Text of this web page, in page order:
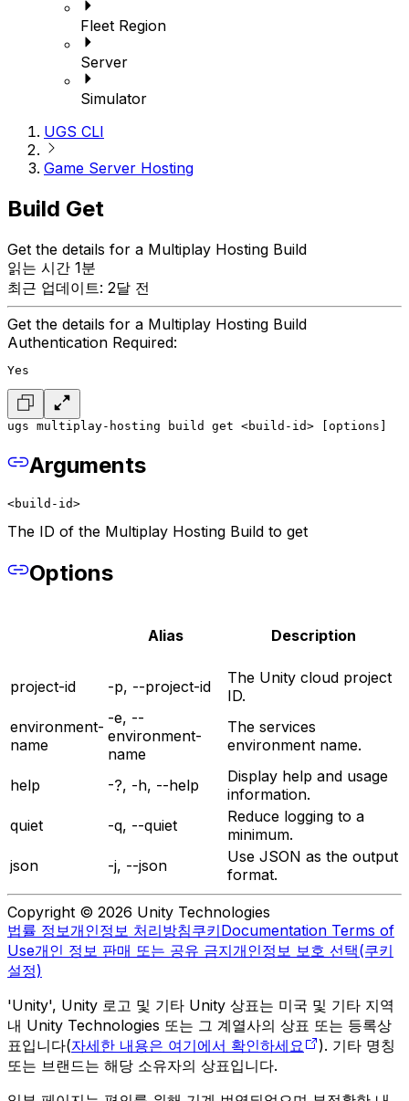
Fleet Region
Server
Simulator
UGS CLI
Game Server Hosting
Build Get
Get the details for a Multiplay Hosting Build
읽는 시간 1분
최근 업데이트: 2달 전
Get the details for a Multiplay Hosting Build
Authentication Required:
Yes
ugs multiplay-hosting build get <build-id> [options]
Arguments
<build-id>
The ID of the Multiplay Hosting Build to get
Options
Alias Description
project-id -p, --project-id
The Unity cloud project
ID.
environment-
name
-e, --
environment-
name
The services
environment name.
help -?, -h, --help
Display help and usage
information.
quiet
-q, --quiet
Reduce logging to a
minimum.
json
-j, --json
Use JSON as the output
format.
Copyright © 2026 Unity Technologies
법률 정보개인정보 처리방침쿠키Documentation Terms of
Use개인 정보 판매 또는 공유 금지개인정보 보호 선택(쿠키
설정)
'Unity', Unity 로고 및 기타 Unity 상표는 미국 및 기타 지역
내 Unity Technologies 또는 그 계열사의 상표 또는 등록상
표입니다(자세한 내용은 여기에서 확인하세요
). 기타 명칭
또는 브랜드는 해당 소유자의 상표입니다.